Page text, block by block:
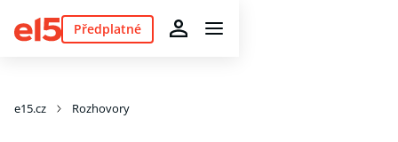
Předplatné
e15.cz Rozhovory